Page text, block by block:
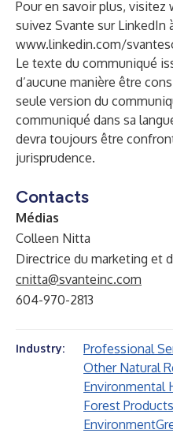
Pour en savoir plus, visitez
suivez Svante sur LinkedIn
www.linkedin.com/
Le texte du communiqué
d’aucune manière être
seule version du
communiqué dans sa
devra toujours être
jurisprudence.
Contacts
Médias
Colleen Nitta
Directrice du marketing et
cnitta@svanteinc.com
604-970-2813
Industry:
Professional
Other Natural
Environmental
Forest Products
Environment